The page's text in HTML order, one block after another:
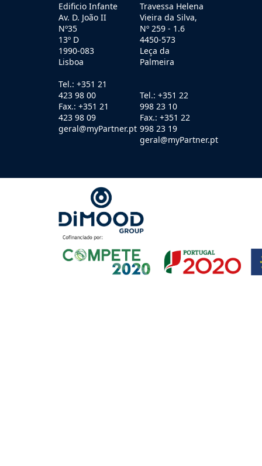
Edificio Infante
Av. D. João II
Nº35
13º D
1990-083
Lisboa
Tel.: +351 21
423 98 00
Fax.: +351 21
423 98 09
geral@myPartner.pt
Travessa Helena
Vieira da Silva,
Nº 259 - 1.6
4450-573
Leça da
Palmeira
Tel.: +351 22
998 23 10
Fax.: +351 22
998 23 19
geral@myPartner.pt